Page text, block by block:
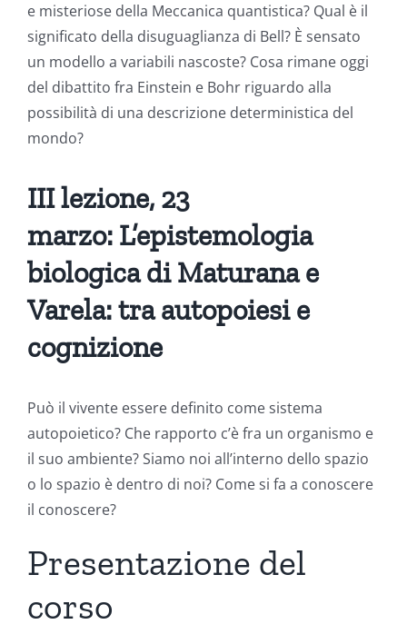
e misteriose della Meccanica quantistica? Qual è il
significato della disuguaglianza di Bell? È sensato
un modello a variabili nascoste? Cosa rimane oggi
del dibattito fra Einstein e Bohr riguardo alla
possibilità di una descrizione deterministica del
mondo?
III lezione, 23
marzo: L’epistemologia
biologica di Maturana e
Varela: tra autopoiesi e
cognizione
Può il vivente essere definito come sistema
autopoietico? Che rapporto c’è fra un organismo e
il suo ambiente? Siamo noi all’interno dello spazio
o lo spazio è dentro di noi? Come si fa a conoscere
il conoscere?
Presentazione del
corso